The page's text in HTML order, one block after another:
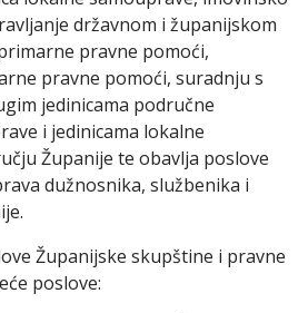
državnom i županijskom
pravne pomoći,
pravne pomoći, suradnju s
jedinicama područne
i jedinicama lokalne
Županije te obavlja poslove
dužnosnika, službenika i
Županijske skupštine i pravne
poslove: